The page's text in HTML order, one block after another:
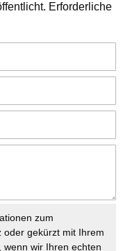
Erforderliche
zum
oder gekürzt mit Ihrem
wenn wir Ihren echten